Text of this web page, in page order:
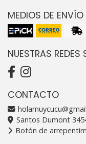
MEDIOS DE ENVÍO
NUESTRAS REDES
CONTACTO
Santos Dumont
Botón de